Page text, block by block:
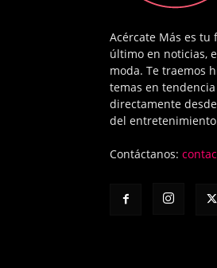
Acércate Más es
último en noticias,
moda. Te traemos
temas en
directamente
del
Contáctanos: